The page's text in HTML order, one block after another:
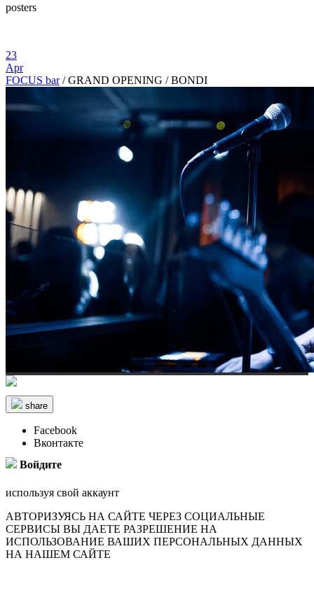
posters
23
Apr
FOCUS bar/GRAND OPENING / BONDI
share
Facebook
Вконтакте
Войдите
используя свой аккаунт
АВТОРИЗУЯСЬ НА САЙТЕ ЧЕРЕЗ СОЦИАЛЬНЫЕ
СЕРВИСЫ ВЫ ДАЕТЕ РАЗРЕШЕНИЕ НА
ИСПОЛЬЗОВАНИЕ ВАШИХ ПЕРСОНАЛЬНЫХ ДАННЫХ
НА НАШЕМ САЙТЕ